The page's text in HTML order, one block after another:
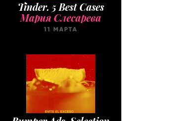
Tinder. 5 Best Cases
Мария Слесарева
11 МАРТА